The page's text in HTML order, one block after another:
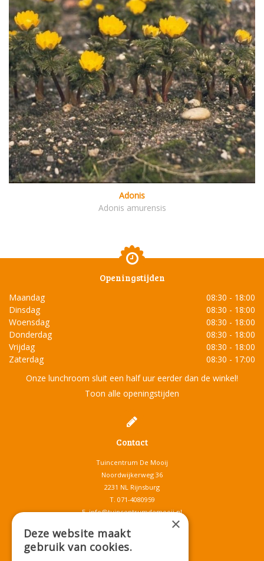
Adonis
Adonis amurensis
Openingstijden
Maandag
08:30 - 18:00
Dinsdag
08:30 - 18:00
Woensdag
08:30 - 18:00
Donderdag
08:30 - 18:00
Vrijdag
08:30 - 18:00
Zaterdag
08:30 - 17:00
Onze lunchroom sluit een half uur eerder dan de winkel!
Toon alle openingstijden
Contact
Tuincentrum De Mooij
Noordwijkerweg 36
2231 NL Rijnsburg
T. 071-4080959
E.info@tuincentrumdemooij.nl
×
Deze website maakt
gebruik van cookies.